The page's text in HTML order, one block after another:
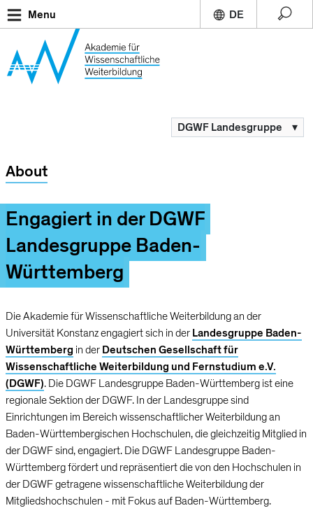
Direkt
zum
Menu
DGWF Landesgruppe ▾
About
Engagiert in der DGWF
Landesgruppe Baden-
Württemberg
Die Akademie für Wissenschaftliche Weiterbildung an der
Universität Konstanz engagiert sich in derLandesgruppe Baden-
Württemberg in derDeutschen Gesellschaft für
Wissenschaftliche Weiterbildung und Fernstudium e.V.
(DGWF). Die DGWF Landesgruppe Baden-Württemberg ist eine
regionale Sektion der DGWF. In der Landesgruppe sind
Einrichtungen im Bereich wissenschaftlicher Weiterbildung an
Baden-Württembergischen Hochschulen, die gleichzeitig Mitglied in
der DGWF sind, engagiert. Die DGWF Landesgruppe Baden-
Württemberg fördert und repräsentiert die von den Hochschulen in
der DGWF getragene wissenschaftliche Weiterbildung der
Mitgliedshochschulen - mit Fokus auf Baden-Württemberg.